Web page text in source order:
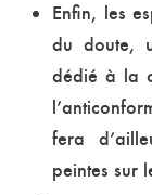
Enfin, les
du doute,
dédié à la
fera
peintes sur